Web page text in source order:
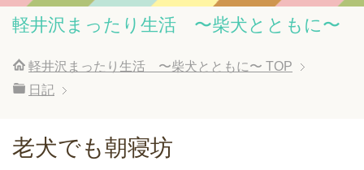
軽井沢まったり生活 〜柴犬とともに〜
軽井沢まったり生活 〜柴犬とともに〜 TOP
日記
老犬でも朝寝坊